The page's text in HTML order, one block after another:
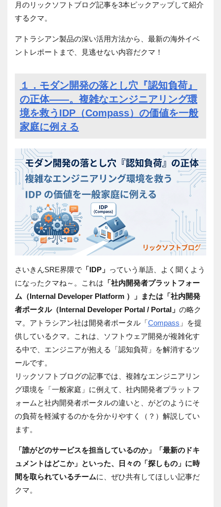
月のリックソフトブログ記事を3本ピックアップして紹介
するクマ。
アトラシアン製品の深い活用方法から、最新の海外イベ
ントレポートまで、見逃せない内容だクマ！
１．モダン開発の落とし穴『認知負荷』
の正体――。複雑なエンジニアリング環
境を救うIDP（Compass）の価値を一般
家庭に例える
さいきんSRE界隈で 「IDP 」 っていう単語、よく聞くよう
になったクマね～。これは 「社内開発者プラットフォー
ム（Internal Developer Platform ）」または「社内開発
者ポータル（Internal Developer Portal / Portal 」 の略ク
マ。アトラシアン社は開発者ポータル「Compass 」を提
供しているクマ。これは、ソフトウェア開発が複雑化す
る中で、エンジニアが抱える「認知負荷」を解消するツ
ールです。
リックソフトブログの記事では、複雑なエンジニアリン
グ環境を「一般家庭」に例えて、社内開発者プラットフ
ォームと社内開発者ポータルの違いと、がどのようにそ
の負荷を軽減するのかを分かりやすく（？）解説してい
ます。
「誰がどのサービスを担当しているのか」「最新のドキ
ュメントはどこか」といった、日々の「探しもの」に時
間を取られているチームに、ぜひ共有してほしい記事だ
クマ。